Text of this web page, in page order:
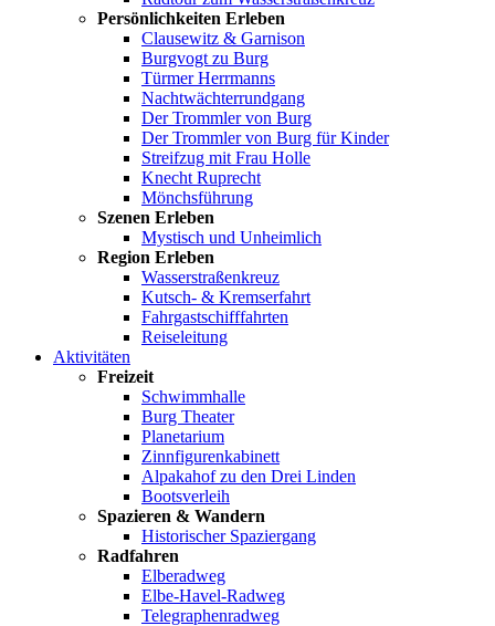
Persönlichkeiten Erleben
Clausewitz & Garnison
Burgvogt zu Burg
Türmer Herrmanns
Nachtwächterrundgang
Der Trommler von Burg
Der Trommler von Burg für Kinder
Streifzug mit Frau Holle
Knecht Ruprecht
Mönchsführung
Szenen Erleben
Mystisch und Unheimlich
Region Erleben
Wasserstraßenkreuz
Kutsch- & Kremserfahrt
Fahrgastschifffahrten
Reiseleitung
Aktivitäten
Freizeit
Schwimmhalle
Burg Theater
Planetarium
Zinnfigurenkabinett
Alpakahof zu den Drei Linden
Bootsverleih
Spazieren & Wandern
Historischer Spaziergang
Radfahren
Elberadweg
Elbe-Havel-Radweg
Telegraphenradweg